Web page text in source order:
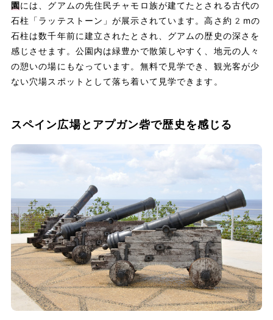
園には、グアムの先住民チャモロ族が建てたとされる古代の
石柱「ラッテストーン」が展示されています。高さ約2mの
石柱は数千年前に建立されたとされ、グアムの歴史の深さを
感じさせます。公園内は緑豊かで散策しやすく、地元の人々
の憩いの場にもなっています。無料で見学でき、観光客が少
ない穴場スポットとして落ち着いて見学できます。
スペイン広場とアプガン砦で歴史を感じる